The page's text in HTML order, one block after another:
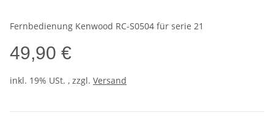
Fernbedienung Kenwood RC-S0504 für serie 21
49,90 €
inkl. 19% USt. , zzgl. Versand